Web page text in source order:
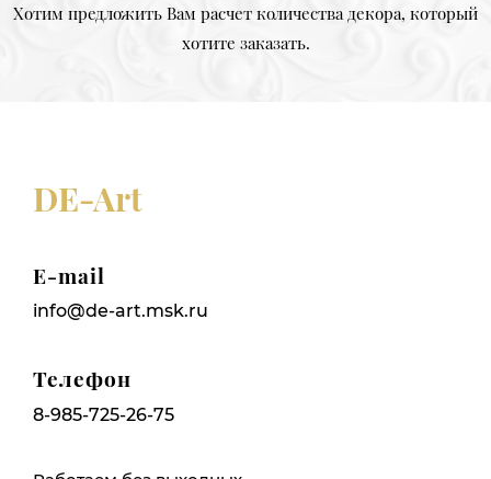
Хотим предложить Вам расчет количества декора, который
хотите заказать.
DE-Art
E-mail
info@de-art.msk.ru
Телефон
8-985-725-26-75